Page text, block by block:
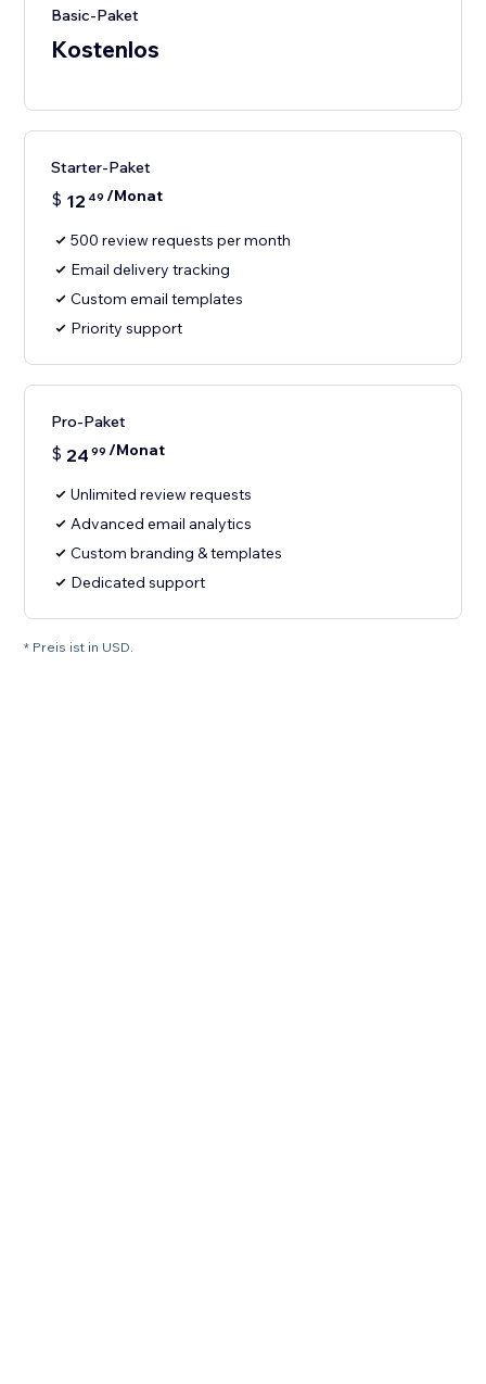
Basic-Paket
Kostenlos
Starter-Paket
$ 12 49 /Monat
500 review requests per month
Email delivery tracking
Custom email templates
Priority support
Pro-Paket
$ 24 99 /Monat
Unlimited review requests
Advanced email analytics
Custom branding & templates
Dedicated support
* Preis ist in USD.